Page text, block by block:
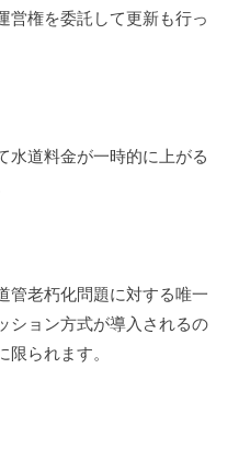
営権を委託して更新も行っ
水道料金が一時的に上がる
管老朽化問題に対する唯一
ション方式が導入されるの
られます。